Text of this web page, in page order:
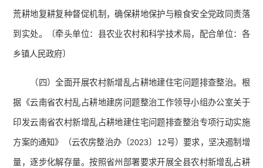
荒耕地复耕复种督促机制，确保耕地保护与粮食安全党政同责落
到实处。〔牵头单位：县农业农村和科学技术局，配合单位：各
乡镇人民政府〕
（四）全面开展农村新增乱占耕地建住宅问题排查整治。根
据《云南省农村乱占耕地建房问题整治工作领导小组办公室关于
印发云南省农村新增乱占耕地建住宅问题排查整治专项行动实施
方案的通知》（云农房整治办〔2023〕12号）要求，坚决遏制增
量，逐步化解存量。按照省州部署要求开展全县农村新增乱占耕